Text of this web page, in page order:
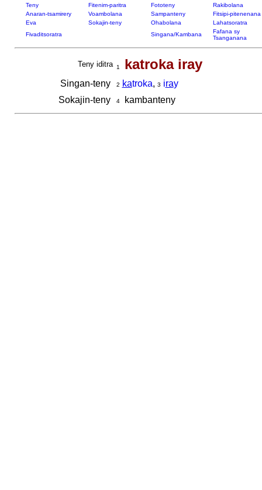
Teny Fitenim-paritra Fototeny
Rakibolana
Anaran-tsamirery
Voambolana Sampanteny
Fitsipi-pitenenana
Eva
Sokajin-teny Ohabolana
Lahatsoratra
Fivaditsoratra
Singana/Kambana
Fafana sy
Tsanganana
Teny iditra 1 katroka iray
Singan-teny 2 katroka, 3 iray
Sokajin-teny
4kambanteny